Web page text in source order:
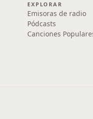
EXPLORAR
Emisoras de radio
Pódcasts
Canciones